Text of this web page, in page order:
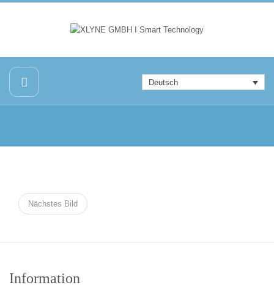
Deutsch
Nächstes Bild
Information